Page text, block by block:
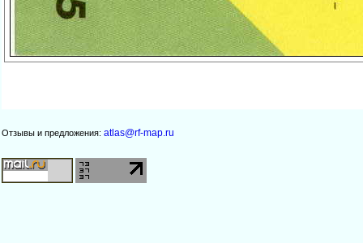
Отзывы и предложения: atlas@rf-map.ru